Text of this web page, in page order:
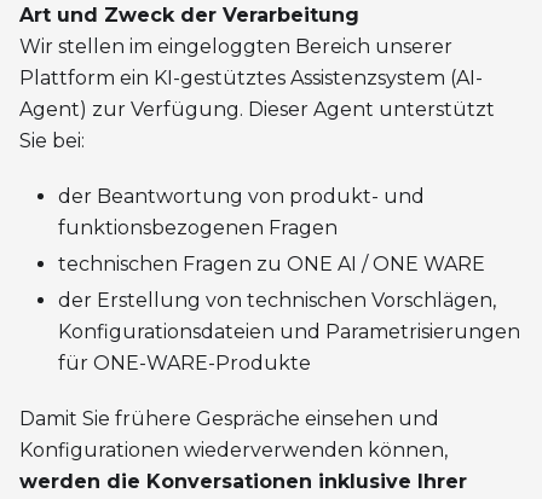
Art und Zweck der Verarbeitung
Wir stellen im eingeloggten Bereich unserer
Plattform ein KI-gestütztes Assistenzsystem (AI-
Agent) zur Verfügung. Dieser Agent unterstützt
Sie bei:
der Beantwortung von produkt- und
funktionsbezogenen Fragen
technischen Fragen zu ONE AI / ONE WARE
der Erstellung von technischen Vorschlägen,
Konfigurationsdateien und Parametrisierungen
für ONE-WARE-Produkte
Damit Sie frühere Gespräche einsehen und
Konfigurationen wiederverwenden können,
werden die Konversationen inklusive Ihrer